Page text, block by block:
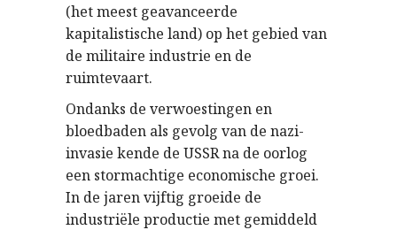
(het meest geavanceerde
kapitalistische land) op het gebied van
de militaire industrie en de
ruimtevaart.
Ondanks de verwoestingen en
bloedbaden als gevolg van de nazi-
invasie kende de USSR na de oorlog
een stormachtige economische groei.
In de jaren vijftig groeide de
industriële productie met gemiddeld